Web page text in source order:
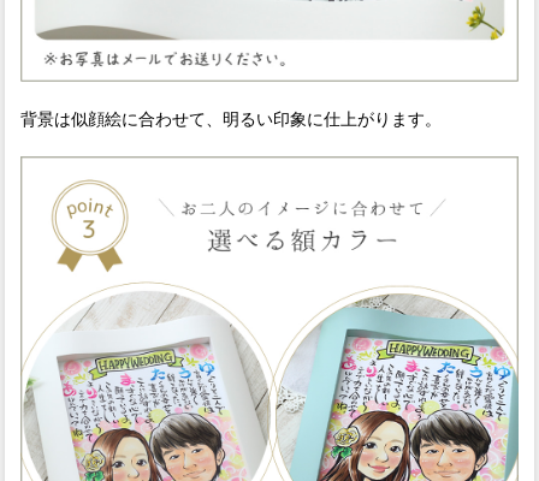
背景は似顔絵に合わせて、明るい印象に仕上がります。